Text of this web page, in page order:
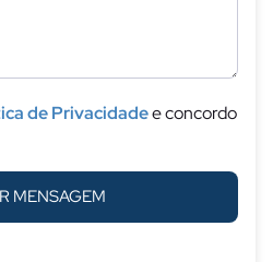
de Privacidadee concordo
MENSAGEM